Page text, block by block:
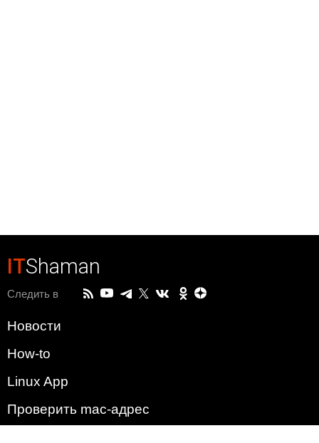
ITShaman
Следить в
Новости
How-to
Linux App
Проверить mac-адрес